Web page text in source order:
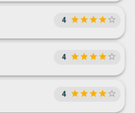
4
4
4